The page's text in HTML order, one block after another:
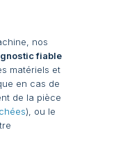
nos
fiable
matériels et
en cas de
de la pièce
), ou le